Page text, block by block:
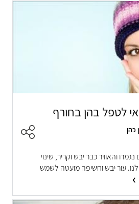
לטפל בהן בחורף
כהן
והאוויר כבר יבש וקריר, שינוי
עור יבש וחשיפה מועטה לשמש